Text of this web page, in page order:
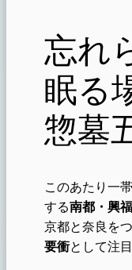
忘れ
眠る
惣墓
このあたり一
する南都・興
京都と奈良を
要衝として注